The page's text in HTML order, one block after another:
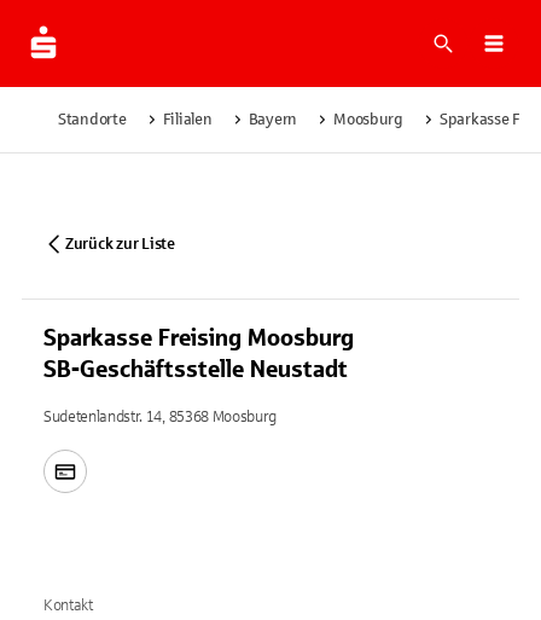
Suche
Standorte Filialen Bayern Moosburg Sparkasse
Zurück zur Liste
Sparkasse Freising Moosburg
SB-Geschäftsstelle Neustadt
Sudetenlandstr. 14, 85368 Moosburg
Kontakt